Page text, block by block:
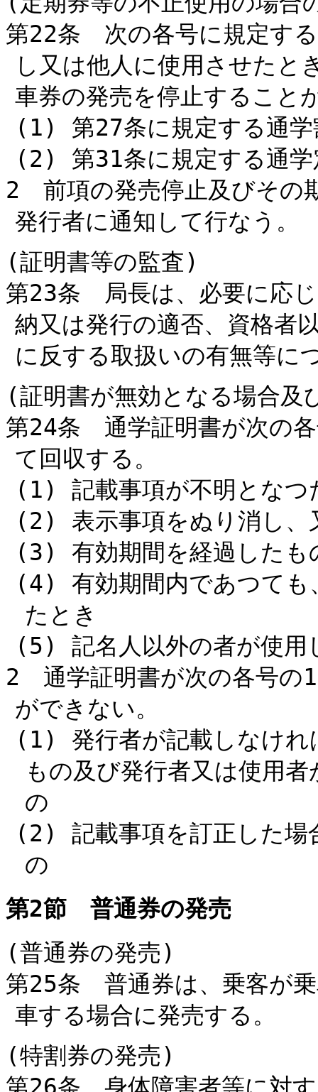
第22条 次の各号に規定す
し又は他人に使用させたと
車券の発売を停止すること
(1) 第27条に規定する通学
(2) 第31条に規定する通学
2 前項の発売停止及びその
発行者に通知して行なう。
(証明書等の監査)
第23条 局長は、必要に応
納又は発行の適否、資格者
に反する取扱いの有無等に
(証明書が無効となる場合
第24条 通学証明書が次の
て回収する。
(1) 記載事項が不明となつ
(2) 表示事項をぬり消し、
(3) 有効期間を経過したも
(4) 有効期間内であつても
たとき
(5) 記名人以外の者が使用
2 通学証明書が次の各号の
ができない。
(1) 発行者が記載しなけれ
もの及び発行者又は使用
の
(2) 記載事項を訂正した場
の
第2節 普通券の発売
(普通券の発売)
第25条 普通券は、乗客が
車する場合に発売する。
(特割券の発売)